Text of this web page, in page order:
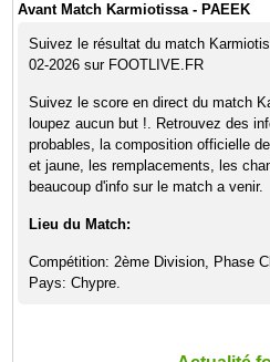
Avant Match Karmiotissa - PAEEK
Suivez le résultat du match
02-2026 sur FOOTLIVE.FR
Suivez le score en direct du match
loupez aucun but !. Retrouvez des
probables, la composition officielle
et jaune, les remplacements, les
beaucoup d'info sur le match a venir.
Lieu du Match:
Compétition: 2ème Division, Phase
Pays: Chypre.